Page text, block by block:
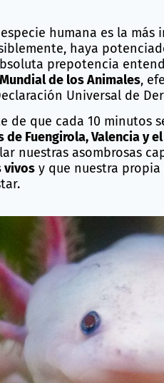
humana es la
haya
prepotencia
de los Animales,
Universal de
de que cada 10 minutos
de Fuengirola, Valencia y
nuestras asombrosas
vivos y que nuestra